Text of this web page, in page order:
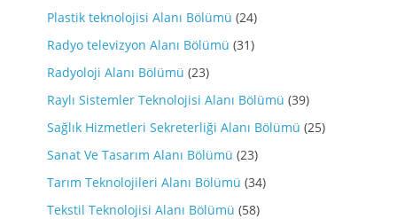
Plastik teknolojisi Alanı Bölümü (24)
Radyo televizyon Alanı Bölümü (31)
Radyoloji Alanı Bölümü (23)
Raylı Sistemler Teknolojisi Alanı Bölümü (39)
Sağlık Hizmetleri Sekreterliği Alanı Bölümü (25)
Sanat Ve Tasarım Alanı Bölümü (23)
Tarım Teknolojileri Alanı Bölümü (34)
Tekstil Teknolojisi Alanı Bölümü (58)